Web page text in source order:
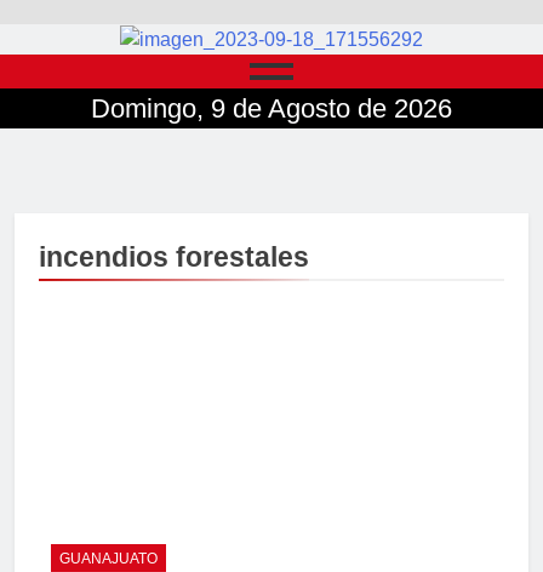
Domingo, 9 de Agosto de 2026
incendios forestales
GUANAJUATO